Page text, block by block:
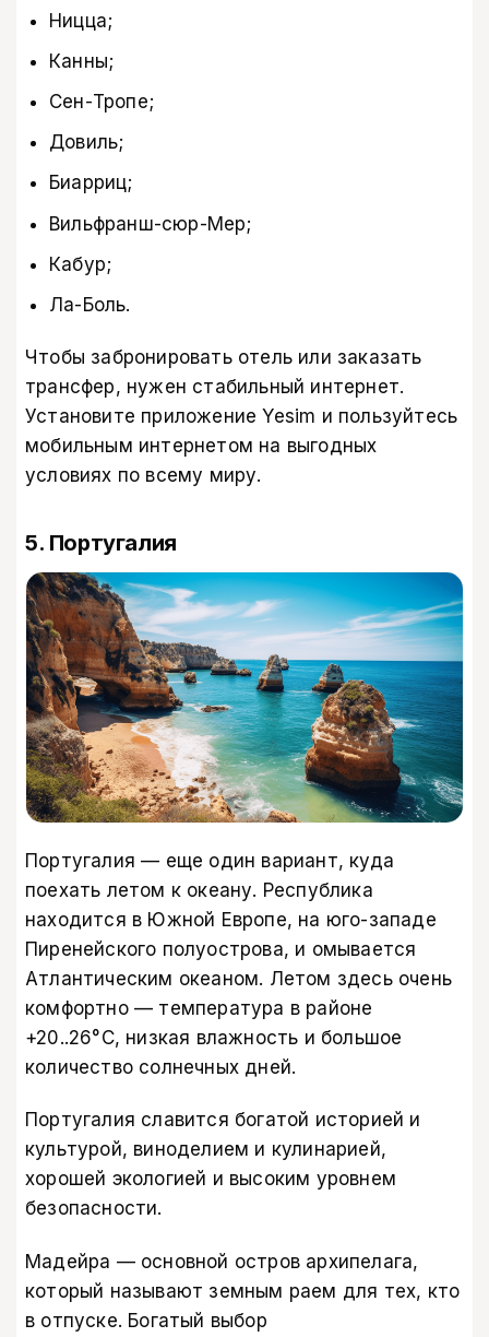
Ницца;
Канны;
Сен-Тропе;
Довиль;
Биарриц;
Вильфранш-сюр-Мер;
Кабур;
Ла-Боль.
Чтобы забронировать отель или заказать
трансфер, нужен стабильный интернет.
Установите приложение Yesim и пользуйтесь
мобильным интернетом на выгодных
условиях по всему миру.
5. Португалия
Португалия — еще один вариант, куда
поехать летом к океану. Республика
находится в Южной Европе, на юго-западе
Пиренейского полуострова, и омывается
Атлантическим океаном. Летом здесь очень
комфортно — температура в районе
+20..26°C, низкая влажность и большое
количество солнечных дней.
Португалия славится богатой историей и
культурой, виноделием и кулинарией,
хорошей экологией и высоким уровнем
безопасности.
Мадейра — основной остров архипелага,
который называют земным раем для тех, кто
в отпуске. Богатый выбор